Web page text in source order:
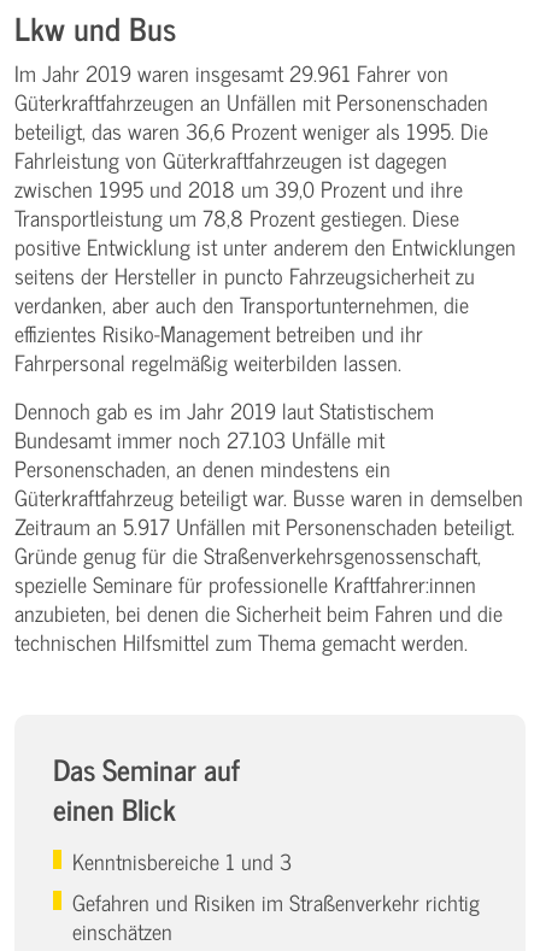
Lkw und Bus
Im Jahr 2019 waren insgesamt 29.961 Fahrer von
Güterkraftfahrzeugen an Unfällen mit Personenschaden
beteiligt, das waren 36,6 Prozent weniger als 1995. Die
Fahrleistung von Güterkraftfahrzeugen ist dagegen
zwischen 1995 und 2018 um 39,0 Prozent und ihre
Transportleistung um 78,8 Prozent gestiegen. Diese
positive Entwicklung ist unter anderem den Entwicklungen
seitens der Hersteller in puncto Fahrzeugsicherheit zu
verdanken, aber auch den Transportunternehmen, die
effizientes Risiko-Management betreiben und ihr
Fahrpersonal regelmäßig weiterbilden lassen.
Dennoch gab es im Jahr 2019 laut Statistischem
Bundesamt immer noch 27.103 Unfälle mit
Personenschaden, an denen mindestens ein
Güterkraftfahrzeug beteiligt war. Busse waren in demselben
Zeitraum an 5.917 Unfällen mit Personenschaden beteiligt.
Gründe genug für die Straßenverkehrsgenossenschaft,
spezielle Seminare für professionelle Kraftfahrer:innen
anzubieten, bei denen die Sicherheit beim Fahren und die
technischen Hilfsmittel zum Thema gemacht werden.
Das Seminar auf
einen Blick
Kenntnisbereiche 1 und 3
Gefahren und Risiken im Straßenverkehr richtig
einschätzen